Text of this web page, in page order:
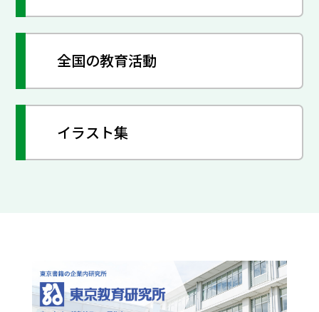
全国の教育活動
イラスト集